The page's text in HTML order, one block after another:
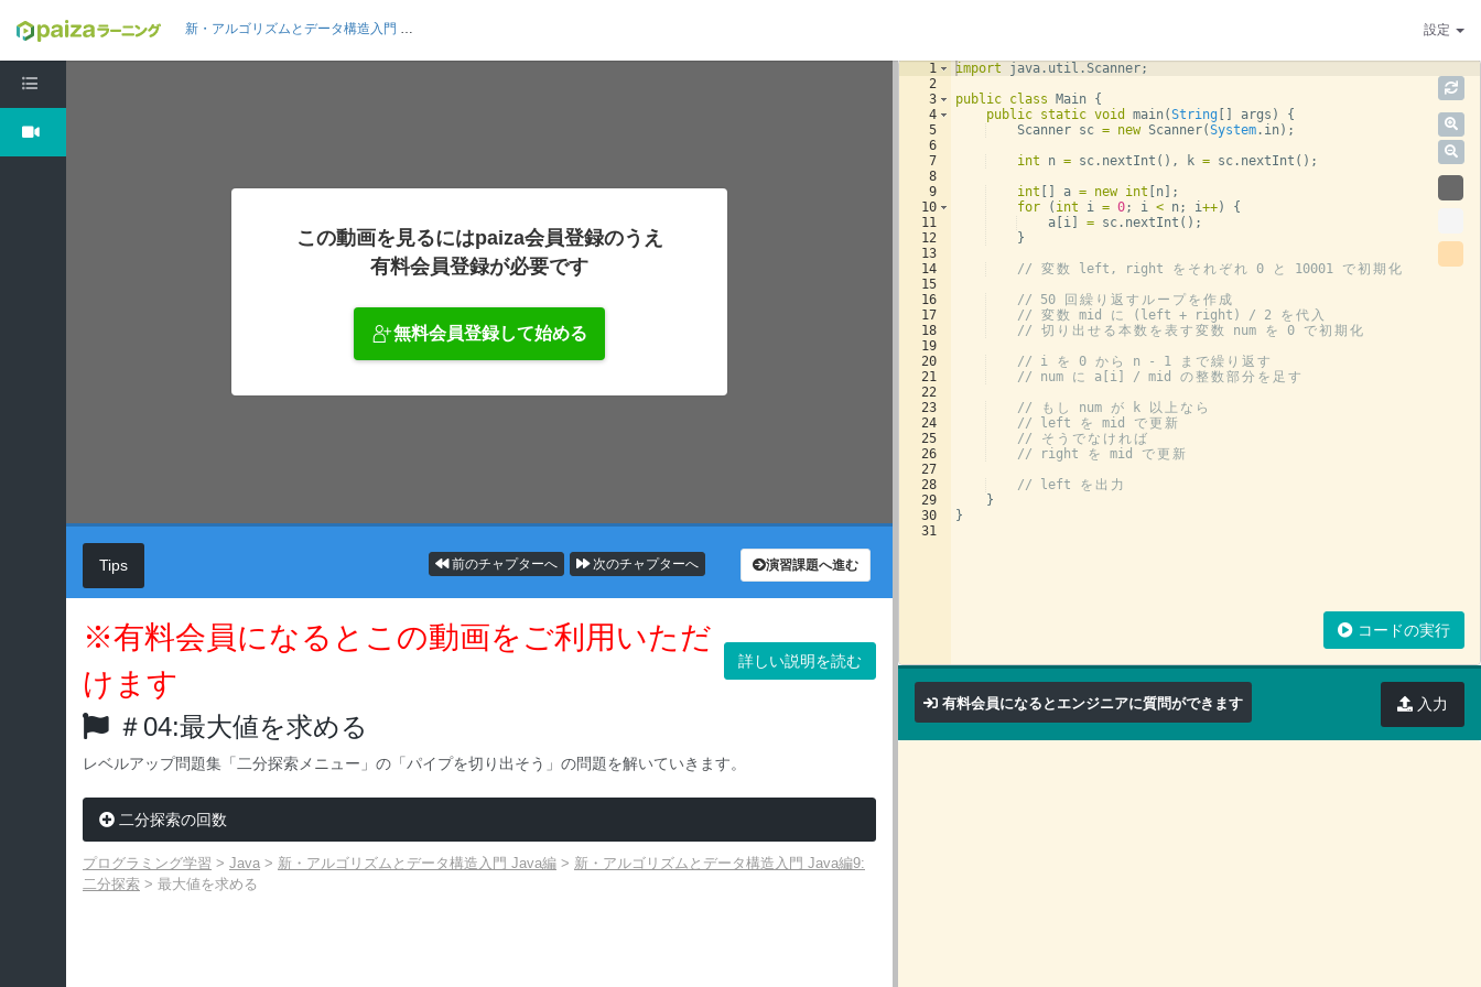
新・アルゴリズムとデータ構造入門 Java編9: 二分探索 設定
この動画を見るにはpaiza会員登録のうえ
有料会員登録が必要です
無料会員登録して始める
Tips 演習課題へ進む
次のチャプターへ
前のチャプターへ
※有料会員になるとこの動画をご利用いただ
けます
詳しい説明を読む
＃04:最大値を求める
レベルアップ問題集「二分探索メニュー」の「パイプを切り出そう」の問題を解いていきます。
二分探索の回数
プログラミング学習 > Java > 新・アルゴリズムとデータ構造入門 Java編 > 新・アルゴリズムとデータ構造入門 Java編9:
二分探索 > 最大値を求める
1
2
3
4
5
6
7
8
9
10
11
12
13
14
15
16
17
18
19
20
21
22
23
24
25
26
27
28
29
30
31
import java . util . Scanner;
public class Main {
public static void main(String args )
{
Scanner sc = new Scanner(System. in) ;
int
n = sc. nextInt ( ) , k = sc. nextInt ( ) ;
int
a = new int n
;
for
( int i = 0; i < n; i++)
{
a i = sc. nextInt ( ) ;
}
// 変数 left, right を そ れ ぞれ 0 と 10001 で初 期 化
// 50
回 繰 り 返 す ル ー プ を 作 成
// 変数 mid に (left + right) / 2 を 代 入
// 切 り 出 せ る 本 数 を 表 す 変数 num を 0 で初 期 化
// i
を 0 か ら n - 1 ま で繰 り 返 す
// num
に a[i] / mid の整数 部 分 を 足 す
//
も し num が k 以 上 な ら
// left
を mid で更 新
//
そ う で な け れ ば
// right
を mid で更 新
// left
を 出 力
}
}
コードの実行
有料会員になるとエンジニアに質問ができます 入力